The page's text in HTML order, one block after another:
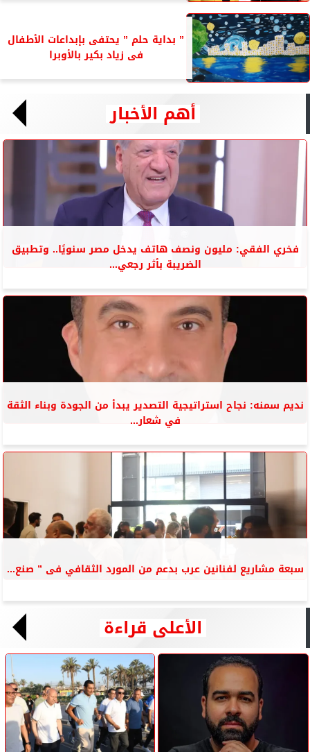
” بداية حلم ” يحتفى بإبداعات الأطفال
فى زياد بكير بالأوبرا
أهم الأخبار
فخري الفقي: مليون ونصف هاتف يدخل مصر سنويًا.. وتطبيق
الضريبة بأثر رجعي...
نديم سمنه: نجاح استراتيجية التصدير يبدأ من الجودة وبناء الثقة
في شعار...
سبعة مشاريع لفنانين عرب بدعم من المورد الثقافي فى ” صنع...
الأعلى قراءة